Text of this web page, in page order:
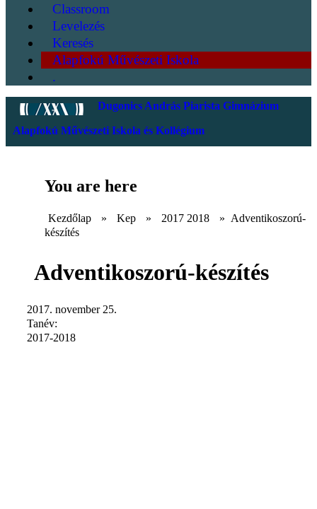
Classroom
Levelezés
Keresés
Alapfokú Művészeti Iskola
.
Dugonics András Piarista Gimnázium
Alapfokú Művészeti Iskola és Kollégium
You are here
Kezdőlap » Kep » 2017 2018 » Adventikoszorú-
készítés
Adventikoszorú-készítés
2017. november 25.
Tanév:
2017-2018